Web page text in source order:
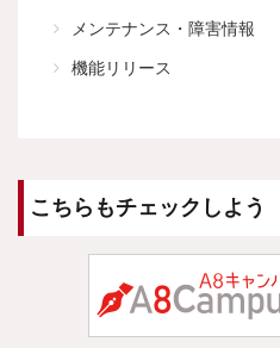
メンテナンス・障害情報
機能リリース
こちらもチェックしよう